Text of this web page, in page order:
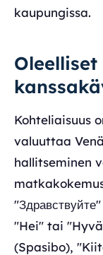
kaupungissa.
Kohteliaisuus
valuuttaa
hallitseminen
"Hei" tai
(Spasibo),